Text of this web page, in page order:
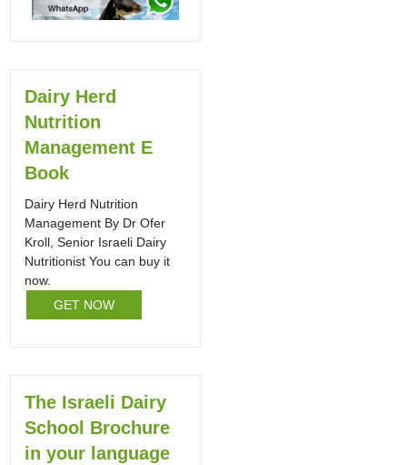
Dairy Herd
Nutrition
Management E
Book
Dairy Herd Nutrition
Management By Dr Ofer
Kroll, Senior Israeli Dairy
Nutritionist You can buy it
now.
GET NOW
The Israeli Dairy
School Brochure
in your language